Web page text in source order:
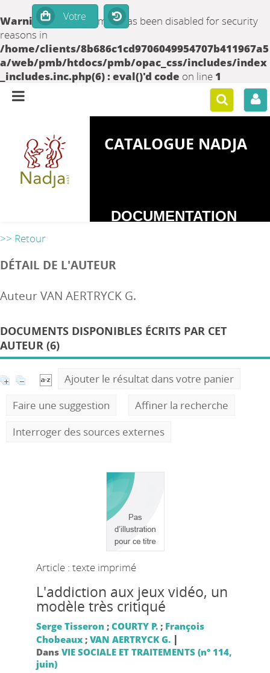
Warning: set_time_limit() has been disabled for security
reasons in
/home/clients/8b686c1cd9706049954707b411967a5
a/web/pmb/htdocs/pmb/opac_css/includes/index
_includes.inc.php(6) : eval()'d code on line 1
CATALOGUE NADJA
DOCUMENTATION
>> Retour
DÉTAIL DE L'AUTEUR
Auteur VAN AERTRYCK G.
DOCUMENTS DISPONIBLES ÉCRITS PAR CET
AUTEUR (6)
Ajouter le résultat dans votre panier
Faire une suggestion
Affiner la recherche
Interroger des sources externes
Article : texte imprimé
L'addiction aux jeux vidéo, un
modèle très critiqué
Serge Tisseron ; COURTY P.; François
Chobeaux; VAN AERTRYCK G. |
Dans VIE SOCIALE ET TRAITEMENTS (n° 114,
juin)